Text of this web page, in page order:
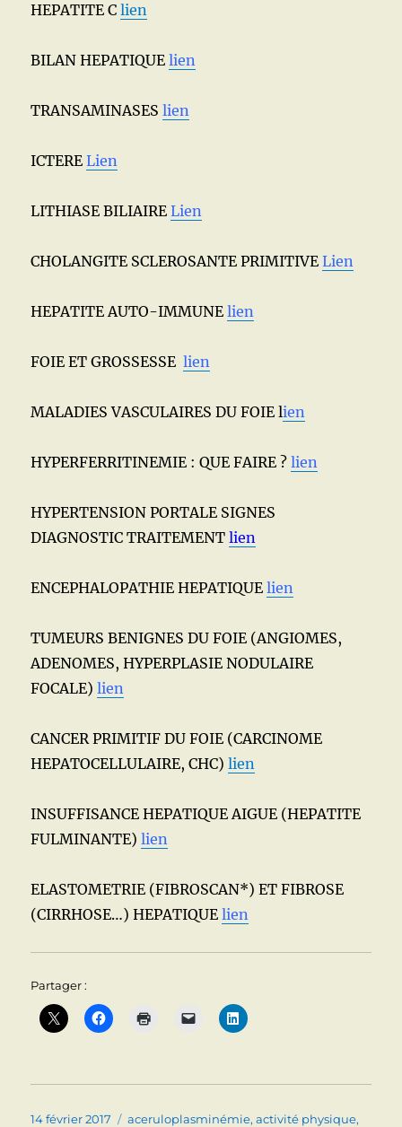
HEPATITE Clien
BILAN HEPATIQUElien
TRANSAMINASESlien
ICTERELien
LITHIASE BILIAIRELien
CHOLANGITE SCLEROSANTE PRIMITIVELien
HEPATITE AUTO-IMMUNElien
FOIE ET GROSSESSElien
MALADIES VASCULAIRES DU FOIE lien
HYPERFERRITINEMIE : QUE FAIRE ?lien
HYPERTENSION PORTALE SIGNES
DIAGNOSTIC TRAITEMENTlien
ENCEPHALOPATHIE HEPATIQUElien
TUMEURS BENIGNES DU FOIE (ANGIOMES,
ADENOMES, HYPERPLASIE NODULAIRE
FOCALE)lien
CANCER PRIMITIF DU FOIE (CARCINOME
HEPATOCELLULAIRE, CHC)lien
INSUFFISANCE HEPATIQUE AIGUE (HEPATITE
FULMINANTE)lien
ELASTOMETRIE (FIBROSCAN*) ET FIBROSE
(CIRRHOSE…) HEPATIQUElien
Partager :
Publié
14 février 2017 Catégories
aceruloplasminémie,activité physique,